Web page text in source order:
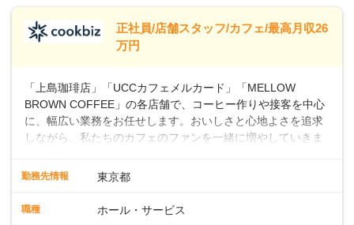
※別途、残業代および各種手当あり
※試用期間なし
■店長職： ・西日本／月給26万7500円
万円＋賞与(年3回)・店長職：年収410万円／
正社員/店舗スタッフ/カフェ/最高月収26
万円
「上島珈琲店」「UCCカフェメルカード」「MELLOW
BROWN COFFEE」の各店舗で、コーヒー作りや接客を中心
に、幅広い業務をお任せします。おいしさと心地よさを追求
しながら、私たちのカフェのファンを一緒に増やしていきま
クの作成お客様のご案内、レジ対応軽食メニューの調理店内
ート体制充実コーヒーの知識から接客マナーまで、先輩スタ
勤務先情報 東京都
職種 ホール・サービス